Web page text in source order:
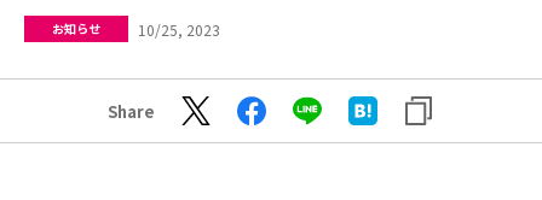
お知らせ 10/25, 2023
Share